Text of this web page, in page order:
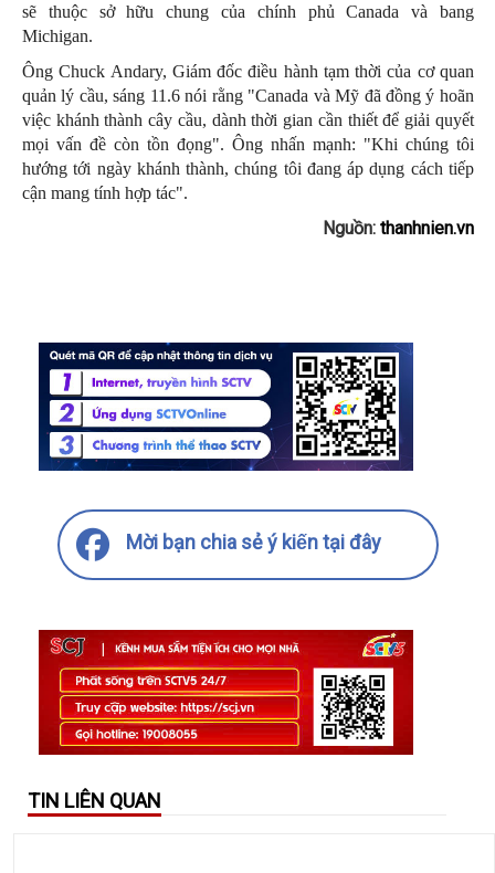
sẽ thuộc sở hữu chung của chính phủ Canada và bang
Michigan.
Ông Chuck Andary, Giám đốc điều hành tạm thời của cơ quan
quản lý cầu, sáng 11.6 nói rằng "Canada và Mỹ đã đồng ý hoãn
việc khánh thành cây cầu, dành thời gian cần thiết để giải quyết
mọi vấn đề còn tồn đọng". Ông nhấn mạnh: "Khi chúng tôi
hướng tới ngày khánh thành, chúng tôi đang áp dụng cách tiếp
cận mang tính hợp tác".
Nguồn: thanhnien.vn
Mời bạn chia sẻ ý kiến tại đây
TIN LIÊN QUAN